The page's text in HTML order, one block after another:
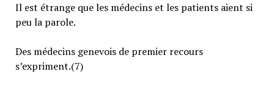
Il est étrange que les médecins et les patients aient si
peu la parole.
Des médecins genevois de premier recours
s’expriment.(7)